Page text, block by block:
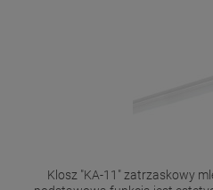
Klosz "KA-11" zatrzaskowy